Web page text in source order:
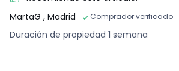
MartaG , Madrid Comprador verificado
Duración de propiedad 1 semana